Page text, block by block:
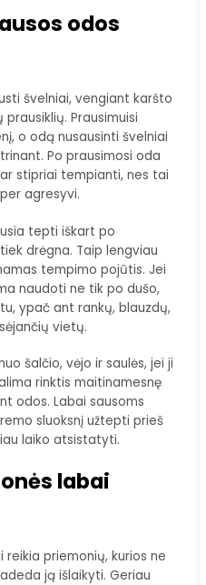
odos
švelniai, vengiant karšto
Prausimuisi
o odą nusausinti švelniai
Po prausimosi oda
stipriai tempianti, nes tai
agresyvi.
tepti iškart po
drėgna. Taip lengviau
tempimo pojūtis. Jei
naudoti ne tik po dušo,
ypač ant rankų, blauzdų,
vietų.
šalčio, vėjo ir saulės, jei ji
rinktis maitinamesnę
odos. Labai sausoms
sluoksnį užtepti prieš
laiko atsistatyti.
labai
reikia priemonių, kurios ne
ją išlaikyti. Geriau